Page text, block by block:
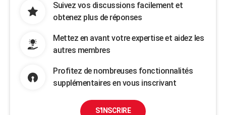
Suivez vos discussions facilement et
obtenez plus de réponses
Mettez en avant votre expertise et aidez les
autres membres
Profitez de nombreuses fonctionnalités
supplémentaires en vous inscrivant
S'INSCRIRE